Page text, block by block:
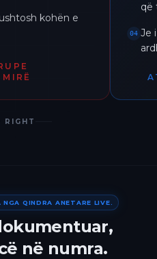
kohën e
që
04 Je
RIGHT
QINDRA ANETARE LIVE.
në numra.